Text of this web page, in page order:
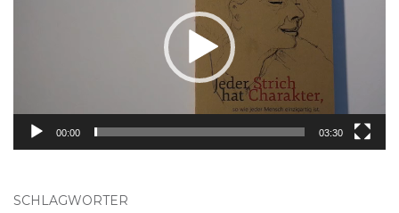
00:00 03:30
SCHLAGWÖRTER